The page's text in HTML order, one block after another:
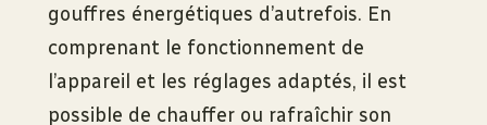
gouffres énergétiques d’autrefois. En
comprenant le fonctionnement de
l’appareil et les réglages adaptés, il est
possible de chauffer ou rafraîchir son